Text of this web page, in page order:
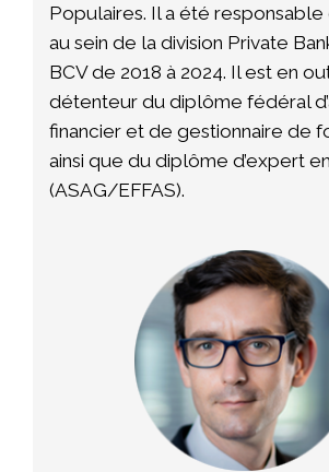
Populaires. Il a été responsable
au sein de la division Private
BCV de 2018 à 2024. Il est en
détenteur du diplôme fédéral
financier et de gestionnaire de
ainsi que du diplôme d’expert
(ASAG/EFFAS).